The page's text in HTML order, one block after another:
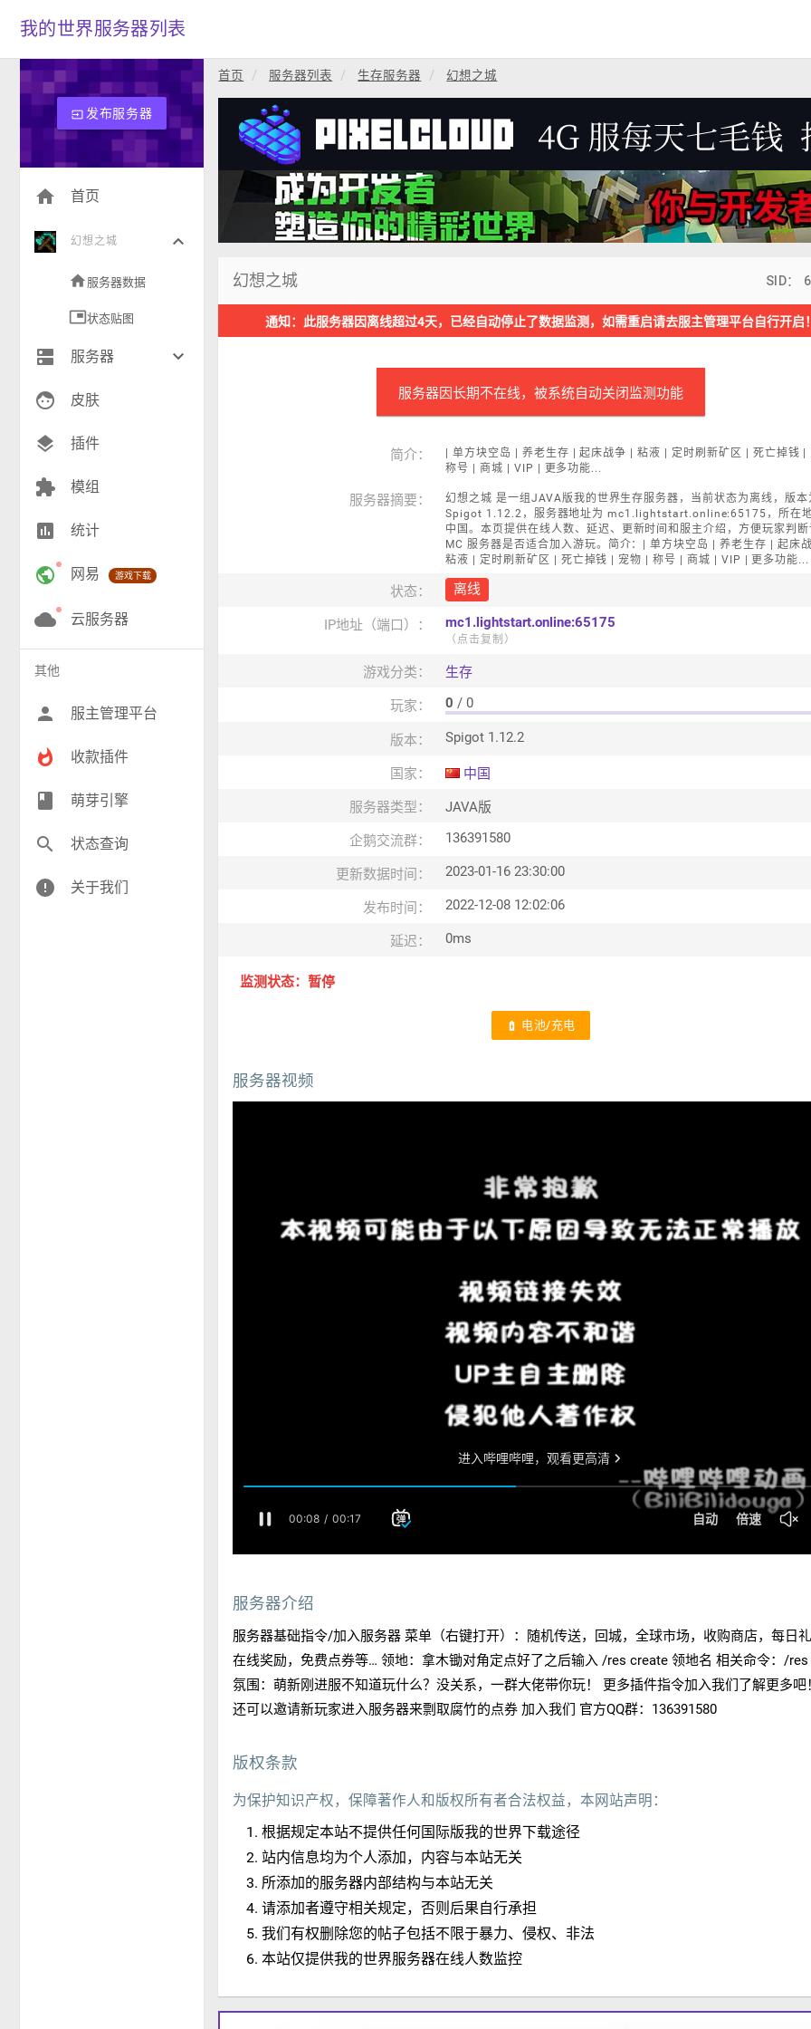
我的世界服务器列表
input发布服务器
home 首页
幻想之城 keyboard_arrow_down
home 服务器数据
picture_in_picture状态贴图
dns 服务器 keyboard_arrow_down
生存(237)
创造(8)
RPG(190)
小游戏(17)
神奇宝贝(27)
工业(9)
face 皮肤
layers 插件
extension 模组
insert_chart 统计
public 网易 游戏下载
cloud 云服务器
其他
person 服主管理平台
whatshot 收款插件
class 萌芽引擎
search 状态查询
error 关于我们
首页 服务器列表 生存服务器 幻想之城
幻想之城 SID：
通知：此服务器因离线超过4天，已经自动停止了数据监测，如需重启请去服主管理平台自行开启！
服务器因长期不在线，被系统自动关闭监测功能
简介：
| 单方块空岛 | 养老生存 | 起床战争 | 粘液 | 定时刷新矿区 | 死亡掉钱 |
称号 | 商城 | VIP | 更多功能...
服务器摘要：
幻想之城 是一组JAVA版我的世界生存服务器，当前状态为离线，版本
Spigot 1.12.2，服务器地址为 mc1.lightstart.online:65175，所在
中国。本页提供在线人数、延迟、更新时间和服主介绍，方便玩家判断
MC 服务器是否适合加入游玩。简介：| 单方块空岛 | 养老生存 | 起床战
粘液 | 定时刷新矿区 | 死亡掉钱 | 宠物 | 称号 | 商城 | VIP | 更多功能...
状态： 离线
IP地址（端口）： mc1.lightstart.online:65175
（点击复制）
游戏分类： 生存
玩家： 0 / 0
版本： Spigot 1.12.2
国家： 中国
服务器类型： JAVA版
企鹅交流群： 136391580
更新数据时间： 2023-01-16 23:30:00
发布时间： 2022-12-08 12:02:06
延迟： 0ms
监测状态：暂停
battery_charging_full 电池/充电
服务器视频
服务器介绍
服务器基础指令/加入服务器 菜单（右键打开）：随机传送，回城，全球市场，收购商店，每日礼
在线奖励，免费点券等… 领地：拿木锄对角定点好了之后输入 /res create 领地名 相关命令：/res
氛围：萌新刚进服不知道玩什么？没关系，一群大佬带你玩！ 更多插件指令加入我们了解更多吧
还可以邀请新玩家进入服务器来剽取腐竹的点券 加入我们 官方QQ群：136391580
版权条款
为保护知识产权，保障著作人和版权所有者合法权益，本网站声明：
根据规定本站不提供任何国际版我的世界下载途径
站内信息均为个人添加，内容与本站无关
所添加的服务器内部结构与本站无关
请添加者遵守相关规定，否则后果自行承担
我们有权删除您的帖子包括不限于暴力、侵权、非法
本站仅提供我的世界服务器在线人数监控